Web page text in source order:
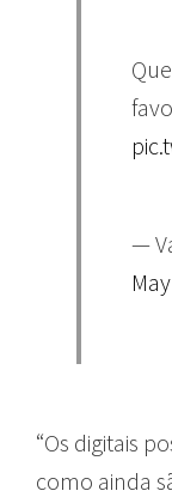
—
“Os digitais
como ainda